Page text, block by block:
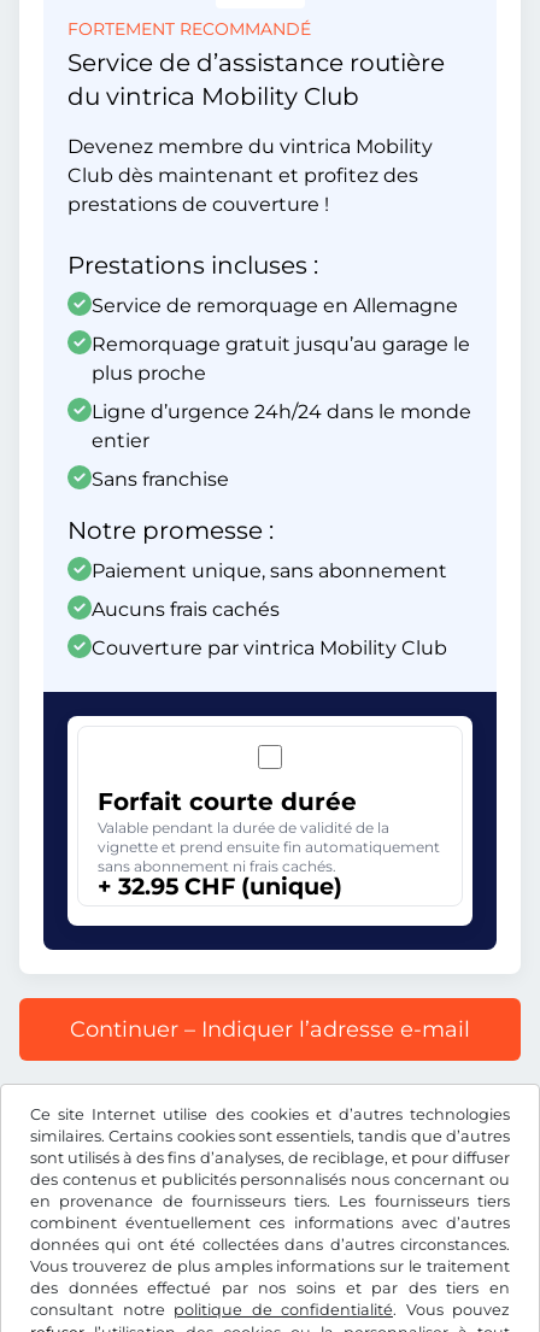
Ce site Internet utilise des cookies et d’autres technologies
similaires. Certains cookies sont essentiels, tandis que d’autres
sont utilisés à des fins d’analyses, de reciblage, et pour diffuser
des contenus et publicités personnalisés nous concernant ou
en provenance de fournisseurs tiers. Les fournisseurs tiers
combinent éventuellement ces informations avec d’autres
données qui ont été collectées dans d’autres circonstances.
Vous trouverez de plus amples informations sur le traitement
des données effectué par nos soins et par des tiers en
consultant notre politique de confidentialité. Vous pouvez
FORTEMENT RECOMMANDÉ
Service de d’assistance routière
du vintrica Mobility Club
Devenez membre du vintrica Mobility
Club dès maintenant et profitez des
prestations de couverture !
Prestations incluses :
Service de remorquage en Allemagne
Remorquage gratuit jusqu’au garage le
plus proche
Ligne d’urgence 24h/24 dans le monde
entier
Sans franchise
Notre promesse :
Paiement unique, sans abonnement
Aucuns frais cachés
Couverture par vintrica Mobility Club
Forfait courte durée
Valable pendant la durée de validité de la
vignette et prend ensuite fin automatiquement
sans abonnement ni frais cachés.
+ 32.95 CHF (unique)
Continuer – Indiquer l’adresse e-mail
compris les frais d’enregistrement et la TVA.
CHF
Facebook Instagram